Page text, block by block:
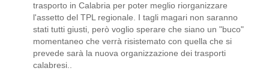
trasporto in Calabria per poter meglio riorganizzare
l'assetto del TPL regionale. I tagli magari non saranno
stati tutti giusti, però voglio sperare che siano un "buco"
momentaneo che verrà risistemato con quella che si
prevede sarà la nuova organizzazione dei trasporti
calabresi..